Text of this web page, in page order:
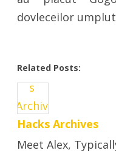
dovleceilor
Related Posts:
Hacks Archives
Meet Alex,